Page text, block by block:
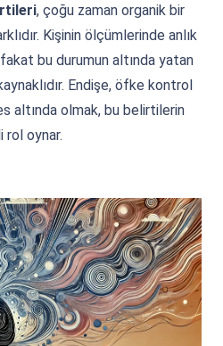
, çoğu zaman organik bir
Kişinin ölçümlerinde anlık
bu durumun altında yatan
Endişe, öfke kontrol
altında olmak, bu belirtilerin
rol oynar.